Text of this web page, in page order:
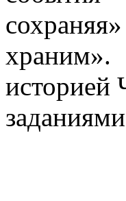
историей